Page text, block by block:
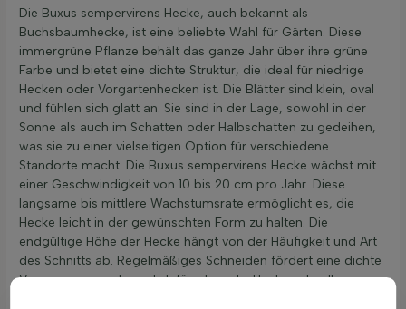
Die Buxus sempervirens Hecke, auch bekannt als
Buchsbaumhecke, ist eine beliebte Wahl für Gärten. Diese
immergrüne Pflanze behält das ganze Jahr über ihre grüne
Farbe und bietet eine dichte Struktur, die ideal für niedrige
Hecken oder Vorgartenhecken ist. Die Blätter sind klein, oval
und fühlen sich glatt an. Sie sind in der Lage, sowohl in der
Sonne als auch im Schatten oder Halbschatten zu gedeihen,
was sie zu einer vielseitigen Option für verschiedene
Standorte macht. Die Buxus sempervirens Hecke wächst mit
einer Geschwindigkeit von 10 bis 20 cm pro Jahr. Diese
langsame bis mittlere Wachstumsrate ermöglicht es, die
Hecke leicht in der gewünschten Form zu halten. Die
endgültige Höhe der Hecke hängt von der Häufigkeit und Art
des Schnitts ab. Regelmäßiges Schneiden fördert eine dichte
Verzweigung und sorgt dafür, dass die Hecke schnell